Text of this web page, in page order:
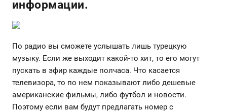
информации.
По радио вы сможете услышать лишь турецкую
музыку. Если же выходит какой-то хит, то его могут
пускать в эфир каждые полчаса. Что касается
телевизора, то по нем показывают либо дешевые
американские фильмы, либо футбол и новости.
Поэтому если вам будут предлагать номер с